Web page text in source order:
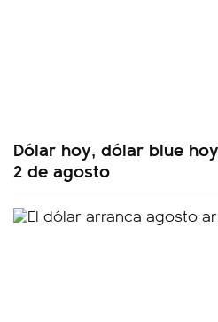
Dólar hoy, dólar blue
2 de agosto